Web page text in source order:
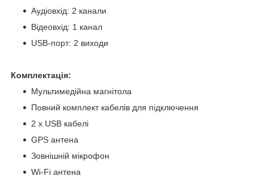
Аудіовхід: 2 канали
Відеовхід: 1 канал
USB-порт: 2 виходи
Комплектація:
Мультимедійна магнітола
Повний комплект кабелів для підключення
2 x USB кабелі
GPS антена
Зовнішній мікрофон
Wi-Fi антена